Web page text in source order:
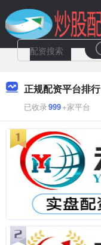
正规配资平台排行
已收录999+家平台